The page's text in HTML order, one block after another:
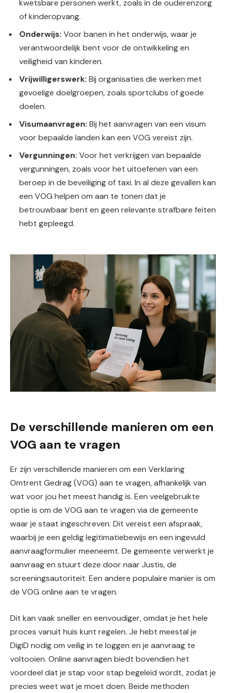
kwetsbare personen werkt, zoals in de ouderenzorg
of kinderopvang.
Onderwijs: Voor banen in het onderwijs, waar je
verantwoordelijk bent voor de ontwikkeling en
veiligheid van kinderen.
Vrijwilligerswerk: Bij organisaties die werken met
gevoelige doelgroepen, zoals sportclubs of goede
doelen.
Visumaanvragen: Bij het aanvragen van een visum
voor bepaalde landen kan een VOG vereist zijn.
Vergunningen: Voor het verkrijgen van bepaalde
vergunningen, zoals voor het uitoefenen van een
beroep in de beveiliging of taxi. In al deze gevallen kan
een VOG helpen om aan te tonen dat je
betrouwbaar bent en geen relevante strafbare feiten
hebt gepleegd.
De verschillende manieren om een
VOG aan te vragen
Er zijn verschillende manieren om een Verklaring
Omtrent Gedrag (VOG) aan te vragen, afhankelijk van
wat voor jou het meest handig is. Een veelgebruikte
optie is om de VOG aan te vragen via de gemeente
waar je staat ingeschreven. Dit vereist een afspraak,
waarbij je een geldig legitimatiebewijs en een ingevuld
aanvraagformulier meeneemt. De gemeente verwerkt je
aanvraag en stuurt deze door naar Justis, de
screeningsautoriteit. Een andere populaire manier is om
de VOG online aan te vragen.
Dit kan vaak sneller en eenvoudiger, omdat je het hele
proces vanuit huis kunt regelen. Je hebt meestal je
DigiD nodig om veilig in te loggen en je aanvraag te
voltooien. Online aanvragen biedt bovendien het
voordeel dat je stap voor stap begeleid wordt, zodat je
precies weet wat je moet doen. Beide methoden